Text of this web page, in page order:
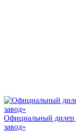
Официальный дилер
завод»